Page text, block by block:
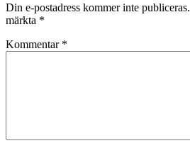
Din e-postadress kommer inte publiceras.
märkta *
Kommentar *